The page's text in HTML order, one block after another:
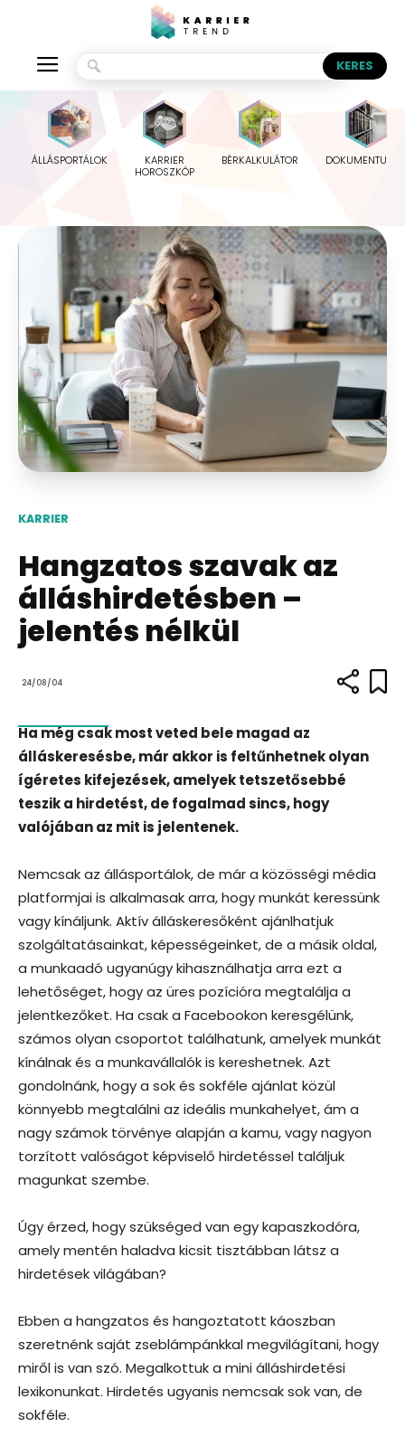
ÁLLÁSPORTÁLOK
KARRIER
HOROSZKÓP
BÉRKALKULÁTOR
KARRIER
Hangzatos szavak az
álláshirdetésben –
jelentés nélkül
24/08/04
Ha még csak most veted bele magad az
álláskeresésbe, már akkor is feltűnhetnek olyan
ígéretes kifejezések, amelyek tetszetősebbé
teszik a hirdetést, de fogalmad sincs, hogy
valójában az mit is jelentenek.
Nemcsak az állásportálok, de már a közösségi média
platformjai is alkalmasak arra, hogy munkát keressünk
vagy kínáljunk. Aktív álláskeresőként ajánlhatjuk
szolgáltatásainkat, képességeinket, de a másik oldal,
a munkaadó ugyanúgy kihasználhatja arra ezt a
lehetőséget, hogy az üres pozícióra megtalálja a
jelentkezőket. Ha csak a Facebookon keresgélünk,
számos olyan csoportot találhatunk, amelyek munkát
kínálnak és a munkavállalók is kereshetnek. Azt
gondolnánk, hogy a sok és sokféle ajánlat közül
könnyebb megtalálni az ideális munkahelyet, ám a
nagy számok törvénye alapján a kamu, vagy nagyon
torzított valóságot képviselő hirdetéssel találjuk
magunkat szembe.
Úgy érzed, hogy szükséged van egy kapaszkodóra,
amely mentén haladva kicsit tisztábban látsz a
hirdetések világában?
Ebben a hangzatos és hangoztatott káoszban
szeretnénk saját zseblámpánkkal megvilágítani, hogy
miről is van szó. Megalkottuk a mini álláshirdetési
lexikonunkat. Hirdetés ugyanis nemcsak sok van, de
sokféle.